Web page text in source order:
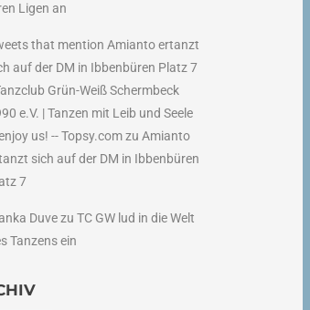
Ligen an
that mention Amianto ertanzt
auf der DM in Ibbenbüren Platz 7
Grün-Weiß Schermbeck
e.V. | Tanzen mit Leib und Seele
us! -- Topsy.comzu Amianto
sich auf der DM in Ibbenbüren
7
Duvezu TC GW lud in die Welt
Tanzens ein